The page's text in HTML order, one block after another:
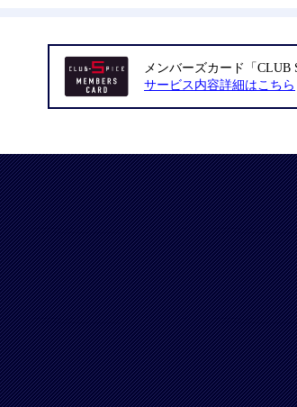
メンバーズカード「CLUB
サービス内容詳細はこちら